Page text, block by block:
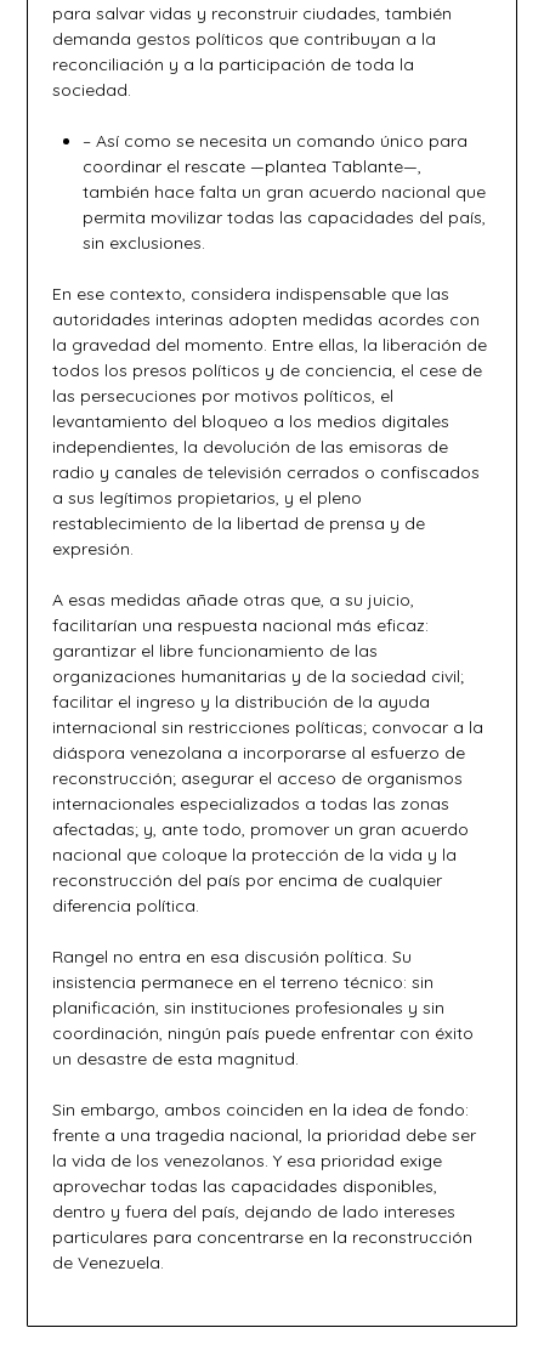
para salvar vidas y reconstruir ciudades, también
demanda gestos políticos que contribuyan a la
reconciliación y a la participación de toda la
sociedad.
– Así como se necesita un comando único para
coordinar el rescate —plantea Tablante—,
también hace falta un gran acuerdo nacional que
permita movilizar todas las capacidades del país,
sin exclusiones.
En ese contexto, considera indispensable que las
autoridades interinas adopten medidas acordes con
la gravedad del momento. Entre ellas, la liberación de
todos los presos políticos y de conciencia, el cese de
las persecuciones por motivos políticos, el
levantamiento del bloqueo a los medios digitales
independientes, la devolución de las emisoras de
radio y canales de televisión cerrados o confiscados
a sus legítimos propietarios, y el pleno
restablecimiento de la libertad de prensa y de
expresión.
A esas medidas añade otras que, a su juicio,
facilitarían una respuesta nacional más eficaz:
garantizar el libre funcionamiento de las
organizaciones humanitarias y de la sociedad civil;
facilitar el ingreso y la distribución de la ayuda
internacional sin restricciones políticas; convocar a la
diáspora venezolana a incorporarse al esfuerzo de
reconstrucción; asegurar el acceso de organismos
internacionales especializados a todas las zonas
afectadas; y, ante todo, promover un gran acuerdo
nacional que coloque la protección de la vida y la
reconstrucción del país por encima de cualquier
diferencia política.
Rangel no entra en esa discusión política. Su
insistencia permanece en el terreno técnico: sin
planificación, sin instituciones profesionales y sin
coordinación, ningún país puede enfrentar con éxito
un desastre de esta magnitud.
Sin embargo, ambos coinciden en la idea de fondo:
frente a una tragedia nacional, la prioridad debe ser
la vida de los venezolanos. Y esa prioridad exige
aprovechar todas las capacidades disponibles,
dentro y fuera del país, dejando de lado intereses
particulares para concentrarse en la reconstrucción
de Venezuela.